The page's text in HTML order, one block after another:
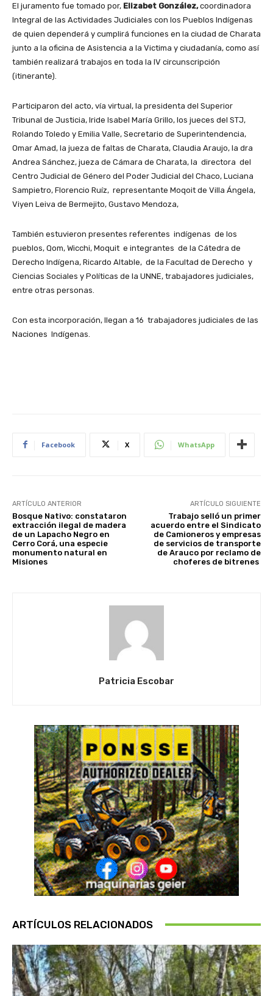
El juramento fue tomado por, Elizabet González,coordinadora
Integral de las Actividades Judiciales con los Pueblos Indígenas
de quien dependerá y cumplirá funciones en la ciudad de Charata
junto a la oficina de Asistencia a la Victima y ciudadanía, como así
también realizará trabajos en toda la IV circunscripción
(itinerante).
Participaron del acto, vía virtual, la presidenta del Superior
Tribunal de Justicia, Iride Isabel María Grillo, los jueces del STJ,
Rolando Toledo y Emilia Valle, Secretario de Superintendencia,
Omar Amad, la jueza de faltas de Charata, Claudia Araujo, la dra
Andrea Sánchez, jueza de Cámara de Charata, la directora del
Centro Judicial de Género del Poder Judicial del Chaco, Luciana
Sampietro, Florencio Ruíz, representante Moqoit de Villa Ángela,
Viyen Leiva de Bermejito, Gustavo Mendoza,
También estuvieron presentes referentes indígenas de los
pueblos, Qom, Wicchi, Moquit e integrantes de la Cátedra de
Derecho Indígena, Ricardo Altable, de la Facultad de Derecho y
Ciencias Sociales y Políticas de la UNNE, trabajadores judiciales,
entre otras personas.
Con esta incorporación, llegan a 16 trabajadores judiciales de las
Naciones Indígenas.
Facebook X WhatsApp
ARTÍCULO ANTERIOR
Bosque Nativo: constataron
extracción ilegal de madera
de un Lapacho Negro en
Cerro Corá, una especie
monumento natural en
Misiones
ARTÍCULO SIGUIENTE
Trabajo selló un primer
acuerdo entre el Sindicato
de Camioneros y empresas
de servicios de transporte
de Arauco por reclamo de
choferes de bitrenes
Patricia Escobar
ARTÍCULOS RELACIONADOS